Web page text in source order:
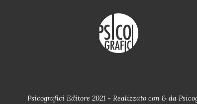
Psicografici Editore 2021 - Realizzato con & da